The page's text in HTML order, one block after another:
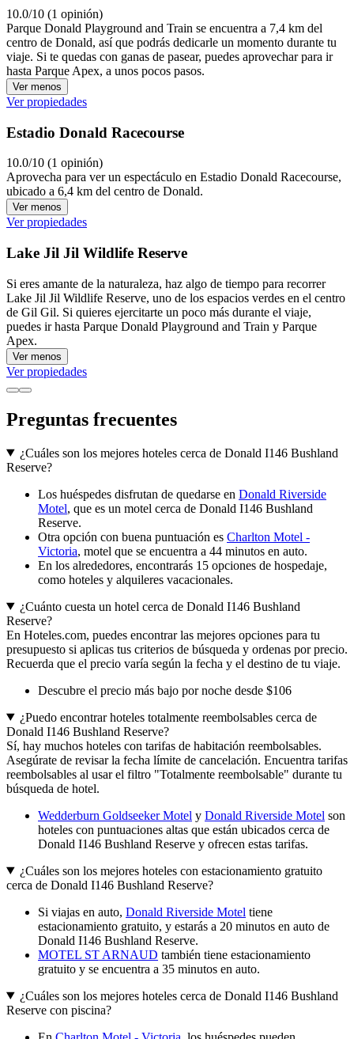
10.0/10 (1 opinión)
Parque Donald Playground and Train se encuentra a 7,4 km del
centro de Donald, así que podrás dedicarle un momento durante tu
viaje. Si te quedas con ganas de pasear, puedes aprovechar para ir
hasta Parque Apex, a unos pocos pasos.
Ver menos
Ver propiedades
Estadio Donald Racecourse
10.0/10 (1 opinión)
Aprovecha para ver un espectáculo en Estadio Donald Racecourse,
ubicado a 6,4 km del centro de Donald.
Ver menos
Ver propiedades
Lake Jil Jil Wildlife Reserve
Si eres amante de la naturaleza, haz algo de tiempo para recorrer
Lake Jil Jil Wildlife Reserve, uno de los espacios verdes en el centro
de Gil Gil. Si quieres ejercitarte un poco más durante el viaje,
puedes ir hasta Parque Donald Playground and Train y Parque
Apex.
Ver menos
Ver propiedades
Preguntas frecuentes
¿Cuáles son los mejores hoteles cerca de Donald I146 Bushland
Reserve?
Los huéspedes disfrutan de quedarse en Donald Riverside
Motel, que es un motel cerca de Donald I146 Bushland
Reserve.
Otra opción con buena puntuación es Charlton Motel -
Victoria, motel que se encuentra a 44 minutos en auto.
En los alrededores, encontrarás 15 opciones de hospedaje,
como hoteles y alquileres vacacionales.
¿Cuánto cuesta un hotel cerca de Donald I146 Bushland
Reserve?
En Hoteles.com, puedes encontrar las mejores opciones para tu
presupuesto si aplicas tus criterios de búsqueda y ordenas por precio.
Recuerda que el precio varía según la fecha y el destino de tu viaje.
Descubre el precio más bajo por noche desde $106
¿Puedo encontrar hoteles totalmente reembolsables cerca de
Donald I146 Bushland Reserve?
Sí, hay muchos hoteles con tarifas de habitación reembolsables.
Asegúrate de revisar la fecha límite de cancelación. Encuentra tarifas
reembolsables al usar el filtro "Totalmente reembolsable" durante tu
búsqueda de hotel.
Wedderburn Goldseeker Motel y Donald Riverside Motel son
hoteles con puntuaciones altas que están ubicados cerca de
Donald I146 Bushland Reserve y ofrecen estas tarifas.
¿Cuáles son los mejores hoteles con estacionamiento gratuito
cerca de Donald I146 Bushland Reserve?
Si viajas en auto, Donald Riverside Motel tiene
estacionamiento gratuito, y estarás a 20 minutos en auto de
Donald I146 Bushland Reserve.
MOTEL ST ARNAUD también tiene estacionamiento
gratuito y se encuentra a 35 minutos en auto.
¿Cuáles son los mejores hoteles cerca de Donald I146 Bushland
Reserve con piscina?